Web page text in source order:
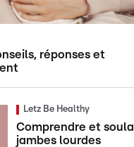
réponses et
Letz Be Healthy
Comprendre et
jambes lourdes